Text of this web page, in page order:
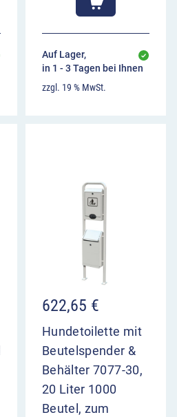
Auf Lager,
in 1 - 3 Tagen bei Ihnen
zzgl. 19 % MwSt.
622,65 €
Hundetoilette mit
Beutelspender &
Behälter 7077-30,
20 Liter 1000
Beutel, zum